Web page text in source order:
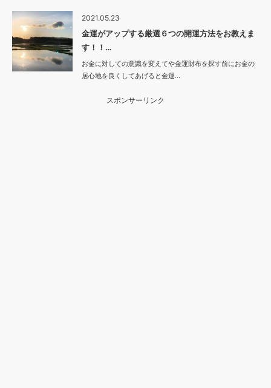
2021.05.23
金運がアップする厳選６つの開運方法をお教えま
す！！…
お金に対しての意識を変えてや金運財布を探す前にお金の
居心地を良くしてあげると金運…
スポンサーリンク